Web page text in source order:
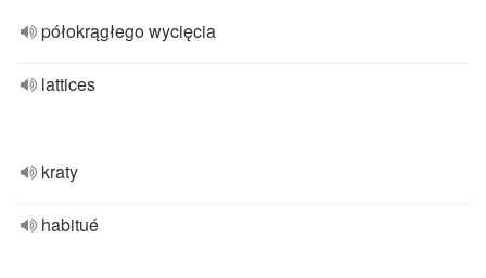
półokrągłego wycięcia
lattices
kraty
habitué